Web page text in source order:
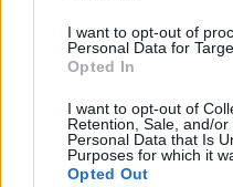
I want to opt-out of
Personal Data for
Opted In
I want to opt-out of
Retention, Sale, and/
Personal Data that Is
Purposes for which it
Opted Out